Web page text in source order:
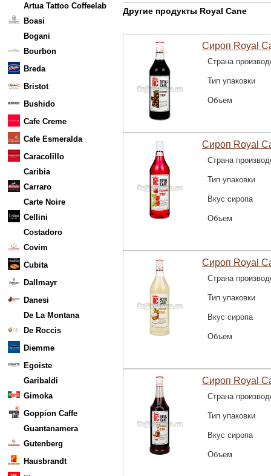
Artua Tattoo Coffeelab
Boasi
Bogani
Bourbon
Breda
Bristot
Bushido
Cafe Creme
Cafe Esmeralda
Caracolillo
Caribia
Carraro
Carte Noire
Cellini
Costadoro
Covim
Cubita
Dallmayr
Danesi
De La Montana
De Roccis
Diemme
Egoiste
Garibaldi
Gimoka
Goppion Caffe
Guantanamera
Gutenberg
Hausbrandt
Другие продукты Royal Cane
Сироп Royal
Страна
Тип упаковки
Объем
Сироп Royal
Страна
Тип упаковки
Вкус сиропа
Объем
Сироп Royal
Страна
Тип упаковки
Вкус сиропа
Объем
Сироп Royal
Страна
Тип упаковки
Вкус сиропа
Объем